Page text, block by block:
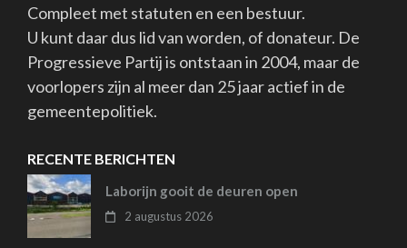
Compleet met statuten en een bestuur.
U kunt daar dus lid van worden, of donateur. De
Progressieve Partij is ontstaan in 2004, maar de
voorlopers zijn al meer dan 25 jaar actief in de
gemeentepolitiek.
RECENTE BERICHTEN
Laborijn gooit de deuren open
2 augustus 2026